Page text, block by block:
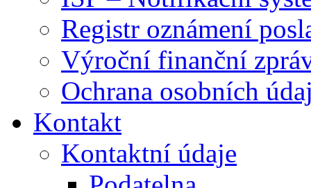
Registr oznámení
Výroční finanční
Ochrana osobních
Kontakt
Kontaktní údaje